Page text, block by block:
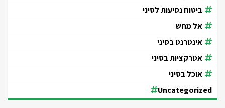
ביטוח נסיעות לסיני
אל מחש
אינטרנט בסיני
אטרקציות בסיני
אוכל בסיני
Uncategorized